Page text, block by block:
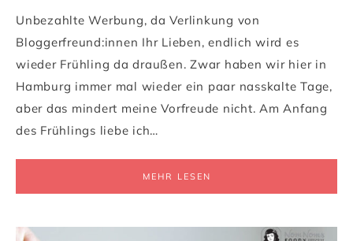
Unbezahlte Werbung, da Verlinkung von
Bloggerfreund:innen Ihr Lieben, endlich wird es
wieder Frühling da draußen. Zwar haben wir hier in
Hamburg immer mal wieder ein paar nasskalte Tage,
aber das mindert meine Vorfreude nicht. Am Anfang
des Frühlings liebe ich…
MEHR LESEN